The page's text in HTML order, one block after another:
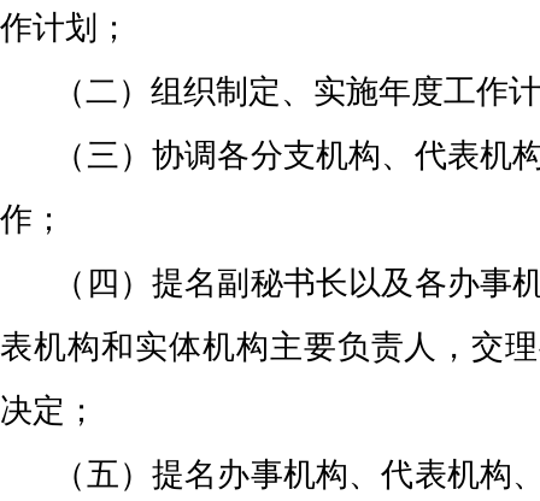
作计划；
（二）组织制定、实施年度工作
（三）协调各分支机构、代表机
作；
（四）提名副秘书长以及各办事
表机构和实体机构主要负责人，交
决定；
（五）提名办事机构、代表机构